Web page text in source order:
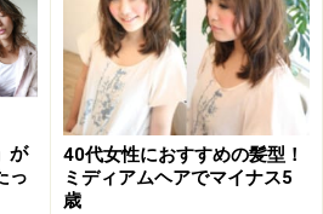
い
角 逆三角
が
っ
40代女性におすすめの髪型！
ミディアムヘアでマイナス5
歳